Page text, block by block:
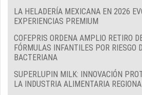
LA HELADERÍA MEXICANA EN 2026
EXPERIENCIAS PREMIUM
COFEPRIS ORDENA AMPLIO RETIRO
FÓRMULAS INFANTILES POR RIESGO
BACTERIANA
SUPERLUPIN MILK: INNOVACIÓN
LA INDUSTRIA ALIMENTARIA